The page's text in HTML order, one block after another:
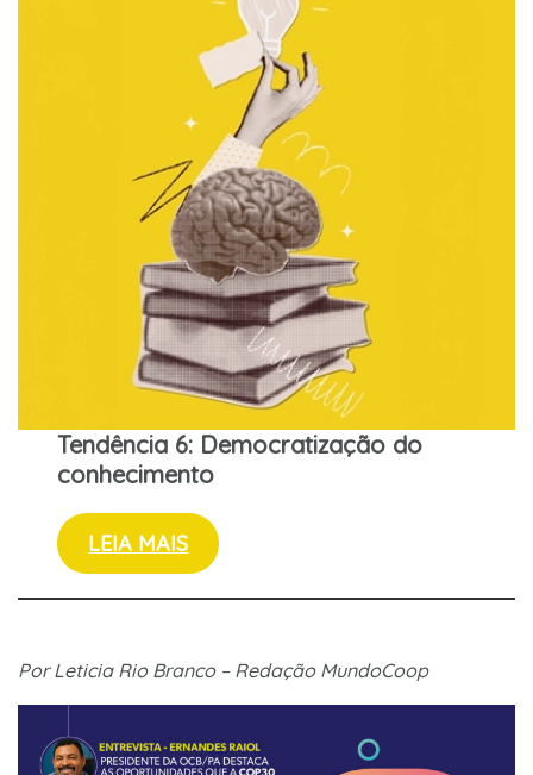
Tendência 6: Democratização do
conhecimento
LEIA MAIS
Por Leticia Rio Branco– Redação MundoCoop